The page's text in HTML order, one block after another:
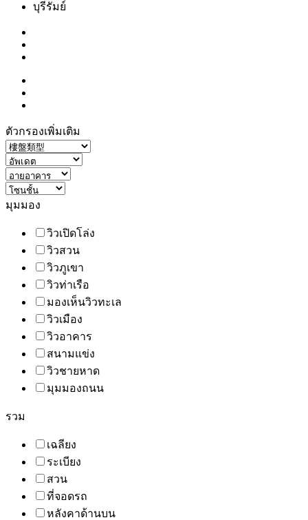
บุรีรัมย์
ตัวกรองเพิ่มเติม
มุมมอง
วิวเปิดโล่ง
วิวสวน
วิวภูเขา
วิวท่าเรือ
มองเห็นวิวทะเล
วิวเมือง
วิวอาคาร
สนามแข่ง
วิวชายหาด
มุมมองถนน
รวม
เฉลียง
ระเบียง
สวน
ที่จอดรถ
หลังคาด้านบน